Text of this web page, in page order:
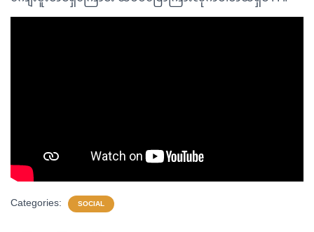
Categories: SOCIAL